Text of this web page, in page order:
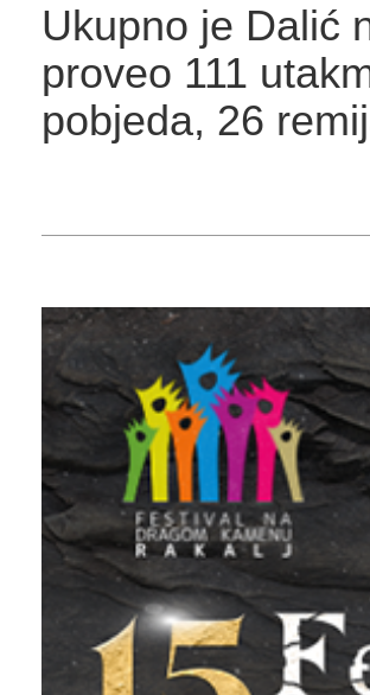
Ukupno je Dalić
proveo 111
pobjeda, 26